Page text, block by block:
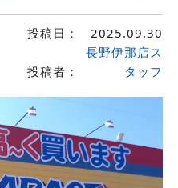
投稿日： 2025.09.30
投稿者：
長野伊那店ス
タッフ